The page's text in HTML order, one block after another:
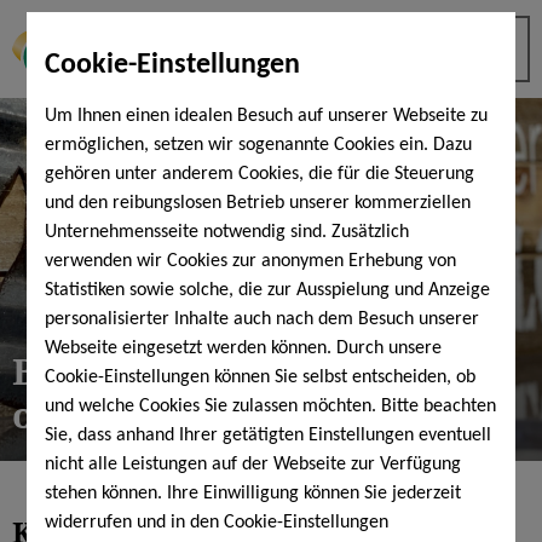
Cookie-Einstellungen
Um Ihnen einen idealen Besuch auf unserer Webseite zu
ermöglichen, setzen wir sogenannte Cookies ein. Dazu
gehören unter anderem Cookies, die für die Steuerung
und den reibungslosen Betrieb unserer kommerziellen
Unternehmensseite notwendig sind. Zusätzlich
verwenden wir Cookies zur anonymen Erhebung von
Statistiken sowie solche, die zur Ausspielung und Anzeige
personalisierter Inhalte auch nach dem Besuch unserer
Webseite eingesetzt werden können. Durch unsere
Cookie-Einstellungen können Sie selbst entscheiden, ob
und welche Cookies Sie zulassen möchten. Bitte beachten
Sie, dass anhand Ihrer getätigten Einstellungen eventuell
nicht alle Leistungen auf der Webseite zur Verfügung
stehen können. Ihre Einwilligung können Sie jederzeit
widerrufen und in den Cookie-Einstellungen
BadeShop & lost and found
office
KissSalis BadeShop